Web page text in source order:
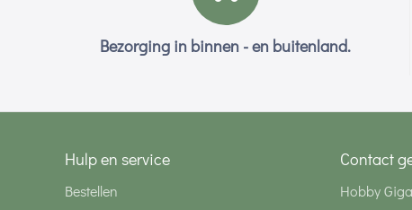
Bezorging in binnen - en buitenland.
Hulp en service
Bestellen
Contact
Hobby